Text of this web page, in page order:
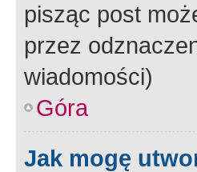
pisząc post
przez
wiadomości)
Góra
Jak mogę